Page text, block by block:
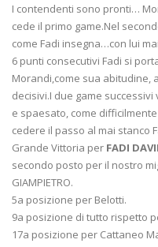
I contendenti sono pronti…
cede il primo game.Nel
come Fadi insegna…con lui
6 punti consecutivi Fadi si
Morandi,come sua abitudine,
decisivi.I due game
e spaesato, come
cedere il passo al mai stanco
Grande Vittoria per FADI
secondo posto per il nostro
GIAMPIETRO.
5a posizione per Belotti.
9a posizione di tutto rispetto
17a posizione per Cattaneo